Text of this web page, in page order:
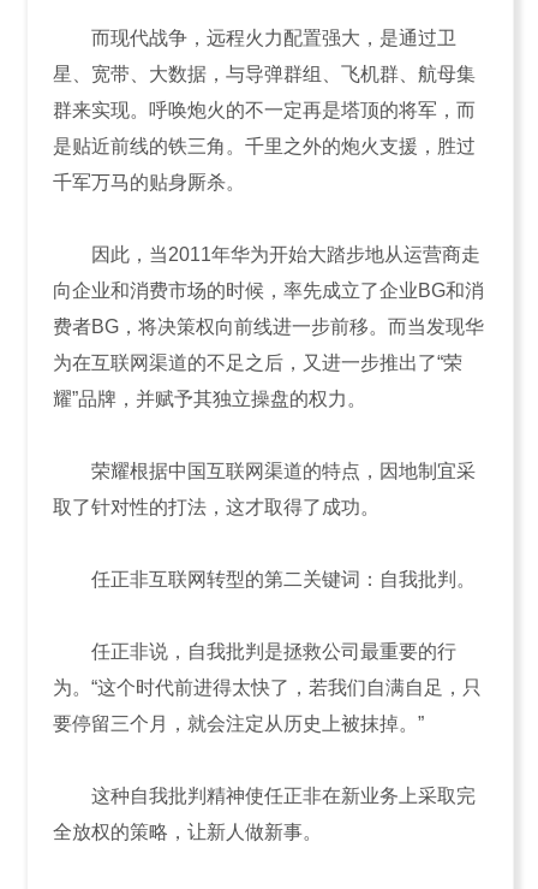
而现代战争，远程火力配置强大，是通过卫
星、宽带、大数据，与导弹群组、飞机群、航母集
群来实现。呼唤炮火的不一定再是塔顶的将军，而
是贴近前线的铁三角。千里之外的炮火支援，胜过
千军万马的贴身厮杀。
因此，当2011年华为开始大踏步地从运营商走
向企业和消费市场的时候，率先成立了企业BG和消
费者BG，将决策权向前线进一步前移。而当发现华
为在互联网渠道的不足之后，又进一步推出了“荣
耀”品牌，并赋予其独立操盘的权力。
荣耀根据中国互联网渠道的特点，因地制宜采
取了针对性的打法，这才取得了成功。
任正非互联网转型的第二关键词：自我批判。
任正非说，自我批判是拯救公司最重要的行
为。“这个时代前进得太快了，若我们自满自足，只
要停留三个月，就会注定从历史上被抹掉。”
这种自我批判精神使任正非在新业务上采取完
全放权的策略，让新人做新事。